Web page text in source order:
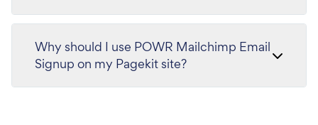
Why should I use POWR Mailchimp Email
Signup on my Pagekit site?